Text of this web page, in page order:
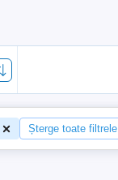
Șterge toate filtrele